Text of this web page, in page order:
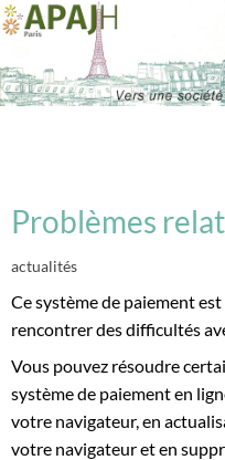
Problèmes
actualités
Ce système de paiement
rencontrer des difficultés
Vous pouvez résoudre
système de paiement en
votre navigateur, en
votre navigateur et en